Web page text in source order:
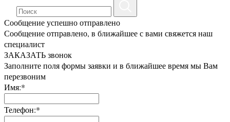
Сообщение успешно отправлено
Сообщение отправлено, в ближайшее с вами свяжется наш
специалист
ЗАКАЗАТЬ звонок
Заполните поля формы заявки и в ближайшее время мы Вам
перезвоним
Имя:*
Телефон:*